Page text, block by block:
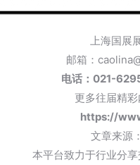
上海国展
邮箱：
电话：021-
更多往届精
https://
文章来源
本平台致力于行业分享